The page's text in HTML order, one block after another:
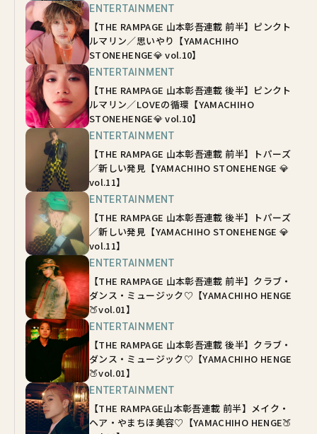
ENTERTAINMENT
【THE RAMPAGE 山本彰吾連載 前半】ピンクト
ルマリン／思いやり【YAMACHIHO
STONEHENGE💎 vol.10】
ENTERTAINMENT
【THE RAMPAGE 山本彰吾連載 後半】ピンクト
ルマリン／LOVEの循環【YAMACHIHO
STONEHENGE💎 vol.10】
ENTERTAINMENT
【THE RAMPAGE 山本彰吾連載 前半】トパーズ
／新しい発見【YAMACHIHO STONEHENGE 💎
vol.11】
ENTERTAINMENT
【THE RAMPAGE 山本彰吾連載 後半】トパーズ
／新しい発見【YAMACHIHO STONEHENGE 💎
vol.11】
ENTERTAINMENT
【THE RAMPAGE 山本彰吾連載 前半】クラブ・
ダンス・ミュージック♡【YAMACHIHO HENGE
🍑vol.01】
ENTERTAINMENT
【THE RAMPAGE 山本彰吾連載 後半】クラブ・
ダンス・ミュージック♡【YAMACHIHO HENGE
🍑vol.01】
ENTERTAINMENT
【THE RAMPAGE山本彰吾連載 前半】メイク・
ヘア・やまちほ美容♡【YAMACHIHO HENGE🍑